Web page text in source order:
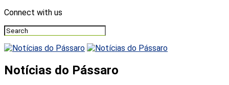
Connect with us
Notícias do Pássaro